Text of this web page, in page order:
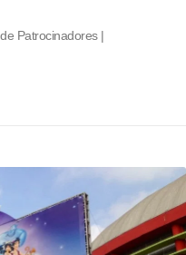
Patrocinadores |